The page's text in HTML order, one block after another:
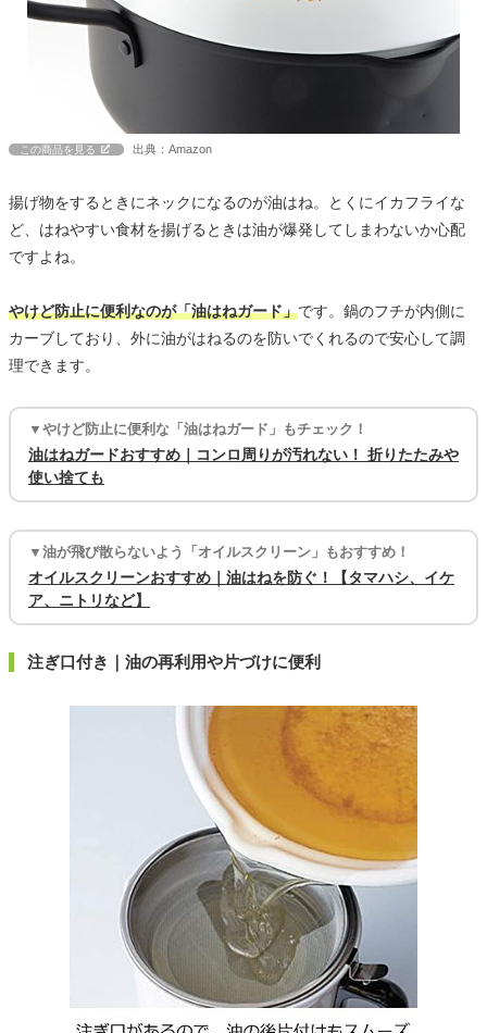
この商品を見る 出典：Amazon
揚げ物をするときにネックになるのが油はね。とくにイカフライな
ど、はねやすい食材を揚げるときは油が爆発してしまわないか心配
ですよね。
やけど防止に便利なのが「油はねガード」です。鍋のフチが内側に
カーブしており、外に油がはねるのを防いでくれるので安心して調
理できます。
▼やけど防止に便利な「油はねガード」もチェック！
油はねガードおすすめ｜コンロ周りが汚れない！ 折りたたみや
使い捨ても
▼油が飛び散らないよう「オイルスクリーン」もおすすめ！
オイルスクリーンおすすめ｜油はねを防ぐ！【タマハシ、イケ
ア、ニトリなど】
注ぎ口付き｜油の再利用や片づけに便利